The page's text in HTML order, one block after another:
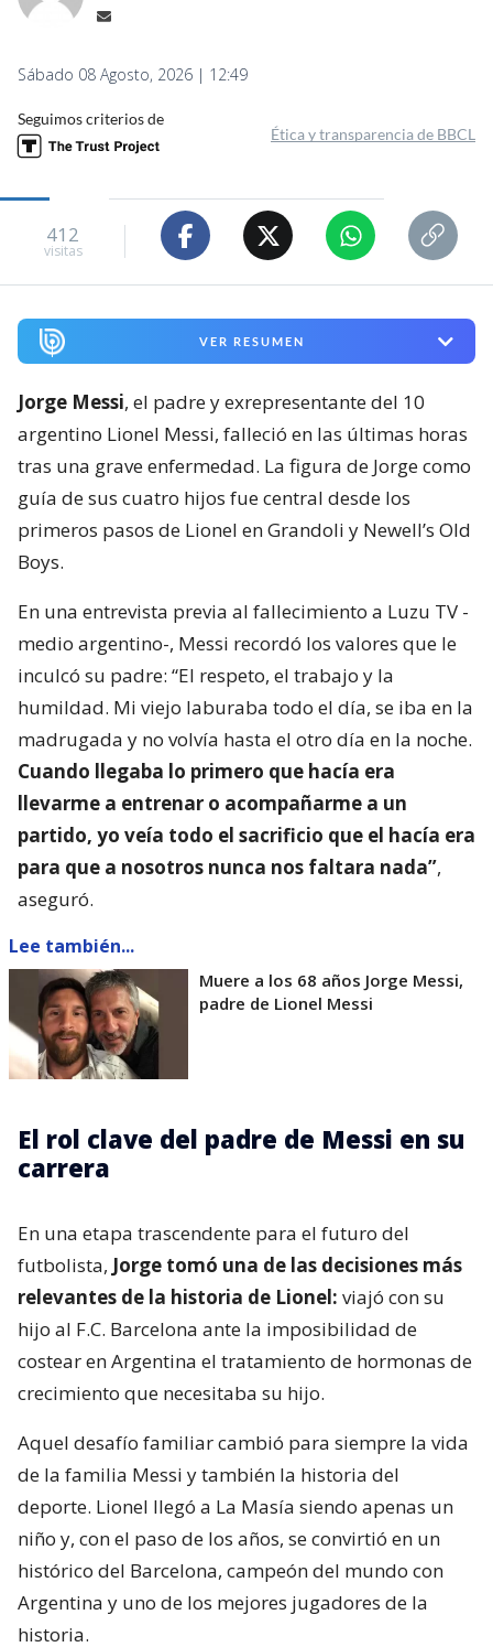
Sábado 08 Agosto, 2026 | 12:49
Seguimos criterios de
Ética y transparencia de BBCL
412
visitas
VER RESUMEN
Jorge Messi, el padre y exrepresentante del 10
argentino Lionel Messi, falleció en las últimas horas
tras una grave enfermedad. La figura de Jorge como
guía de sus cuatro hijos fue central desde los
primeros pasos de Lionel en Grandoli y Newell’s Old
Boys.
En una entrevista previa al fallecimiento a Luzu TV -
medio argentino-, Messi recordó los valores que le
inculcó su padre: “El respeto, el trabajo y la
humildad. Mi viejo laburaba todo el día, se iba en la
madrugada y no volvía hasta el otro día en la noche.
Cuando llegaba lo primero que hacía era
llevarme a entrenar o acompañarme a un
partido, yo veía todo el sacrificio que el hacía era
para que a nosotros nunca nos faltara nada”,
aseguró.
Lee también...
Muere a los 68 años Jorge Messi,
padre de Lionel Messi
El rol clave del padre de Messi en su
carrera
En una etapa trascendente para el futuro del
futbolista, Jorge tomó una de las decisiones más
relevantes de la historia de Lionel: viajó con su
hijo al F.C. Barcelona ante la imposibilidad de
costear en Argentina el tratamiento de hormonas de
crecimiento que necesitaba su hijo.
Aquel desafío familiar cambió para siempre la vida
de la familia Messi y también la historia del
deporte. Lionel llegó a La Masía siendo apenas un
niño y, con el paso de los años, se convirtió en un
histórico del Barcelona, campeón del mundo con
Argentina y uno de los mejores jugadores de la
historia.